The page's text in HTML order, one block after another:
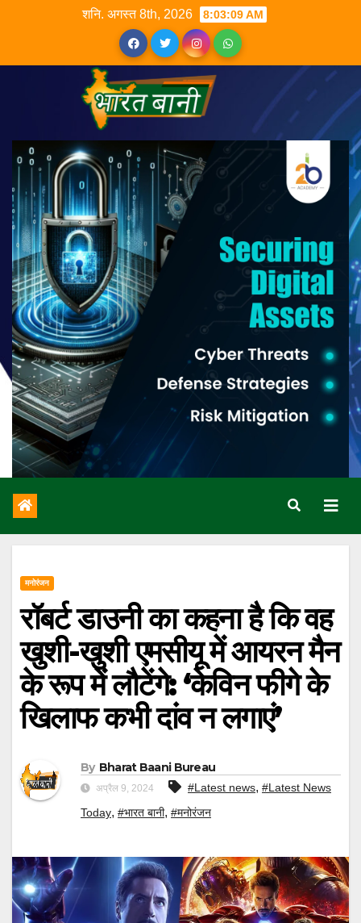
शनि. अगस्त 8th, 2026 8:03:09 AM
मनोरंजन
रॉबर्ट डाउनी का कहना है कि वह
खुशी-खुशी एमसीयू में आयरन मैन
के रूप में लौटेंगे: ‘केविन फीगे के
खिलाफ कभी दांव न लगाएं’
By Bharat Baani Bureau
अप्रैल 9, 2024 #Latest news, #Latest News
Today, #भारत बानी, #मनोरंजन